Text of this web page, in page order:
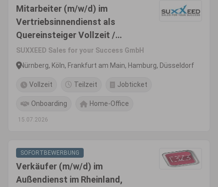
Mitarbeiter (m/w/d) im
Vertriebsinnendienst als
Quereinsteiger Vollzeit /
Teilzeit
SUXXEED Sales for your Success GmbH
Nürnberg, Köln, Frankfurt am Main, Hamburg, Düsseldorf
Vollzeit Teilzeit Jobticket
Onboarding Home-Office
15.07.2026
SOFORTBEWERBUNG
Verkäufer (m/w/d) im
Außendienst im Rheinland,